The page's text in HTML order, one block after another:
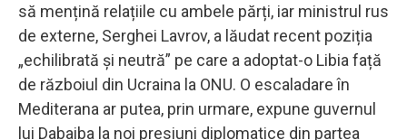
să mențină relațiile cu ambele părți, iar ministrul rus
de externe, Serghei Lavrov, a lăudat recent poziția
„echilibrată și neutră” pe care a adoptat-o ​​Libia față
de războiul din Ucraina la ONU. O escaladare în
Mediterana ar putea, prin urmare, expune guvernul
lui Dabaiba la noi presiuni diplomatice din partea